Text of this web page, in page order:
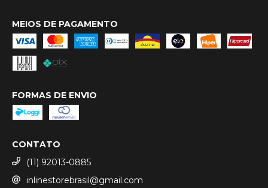
MEIOS DE PAGAMENTO
FORMAS DE ENVIO
CONTATO
(11) 92013-0885
inlinestorebrasil@gmail.com